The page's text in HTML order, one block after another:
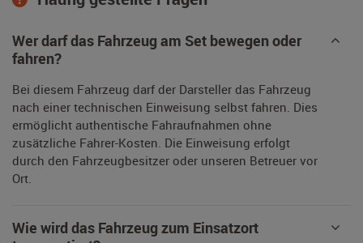
Wer darf das Fahrzeug am Set bewegen oder
fahren?
Bei diesem Fahrzeug darf der Darsteller das Fahrzeug
nach einer technischen Einweisung selbst fahren. Dies
ermöglicht authentische Fahraufnahmen ohne
zusätzliche Fahrer-Kosten. Die Einweisung erfolgt
durch den Fahrzeugbesitzer oder unseren Betreuer vor
Ort.
Wie wird das Fahrzeug zum Einsatzort